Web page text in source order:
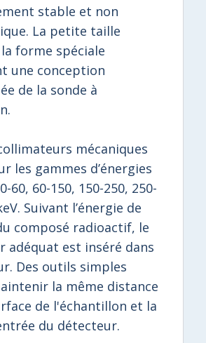
stable et non
La petite taille
forme spéciale
une conception
de la sonde à
mécaniques
les gammes d’énergies
60, 60-150, 150-250, 250-
Suivant l’énergie de
composé radioactif, le
adéquat est inséré dans
Des outils simples
la même distance
de l'échantillon et la
du détecteur.